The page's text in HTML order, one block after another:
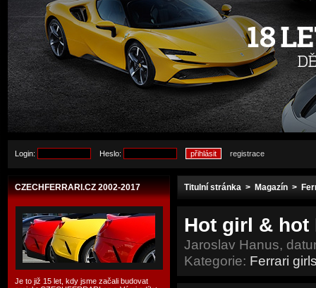
Login: Heslo: registrace
CZECHFERRARI.CZ 2002-2017
Je to již 15 let, kdy jsme začali budovat
Titulní stránka > Magazín >
Hot girl & hot
Jaroslav Hanus,
Kategorie: Ferrari